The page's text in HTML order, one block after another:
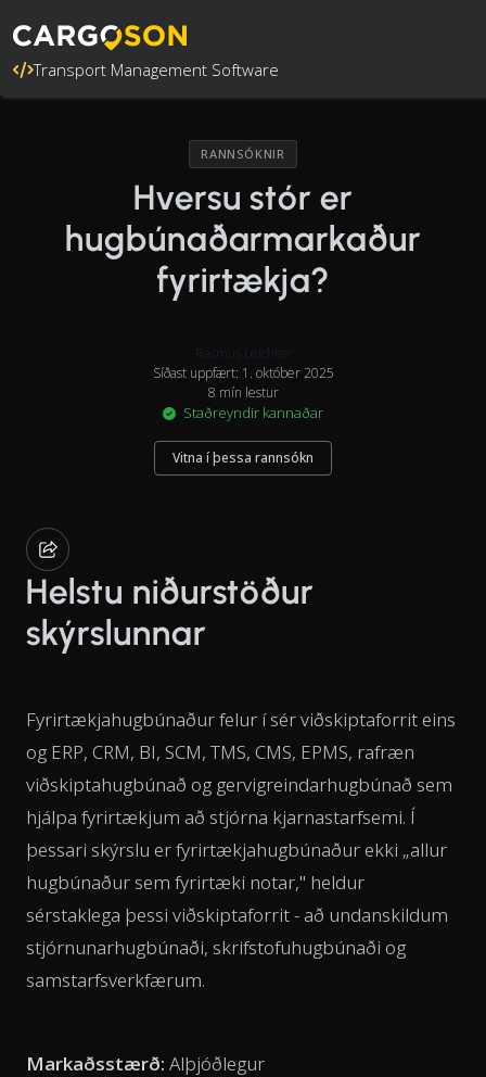
Transport Management Software
RANNSÓKNIR
Hversu stór er
hugbúnaðarmarkaður
fyrirtækja?
Rasmus Leichter
Síðast uppfært: 1. október 2025
8 mín lestur
Staðreyndir kannaðar
Vitna í þessa rannsókn
Helstu niðurstöður
skýrslunnar
Fyrirtækjahugbúnaður felur í sér viðskiptaforrit eins
og ERP, CRM, BI, SCM, TMS, CMS, EPMS, rafræn
viðskiptahugbúnað og gervigreindarhugbúnað sem
hjálpa fyrirtækjum að stjórna kjarnastarfsemi. Í
þessari skýrslu er fyrirtækjahugbúnaður ekki „allur
hugbúnaður sem fyrirtæki notar," heldur
sérstaklega þessi viðskiptaforrit - að undanskildum
stjórnunarhugbúnaði, skrifstofuhugbúnaði og
samstarfsverkfærum.
Markaðsstærð: Alþjóðlegur